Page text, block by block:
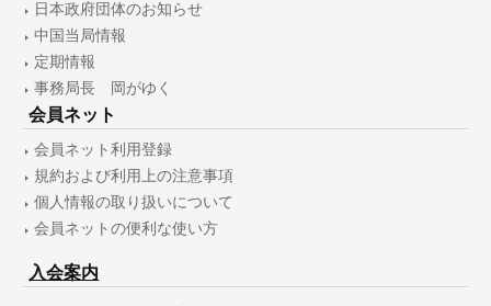
日本政府団体のお知らせ
中国当局情報
定期情報
事務局長 岡がゆく
会員ネット
会員ネット利用登録
規約および利用上の注意事項
個人情報の取り扱いについて
会員ネットの便利な使い方
入会案内